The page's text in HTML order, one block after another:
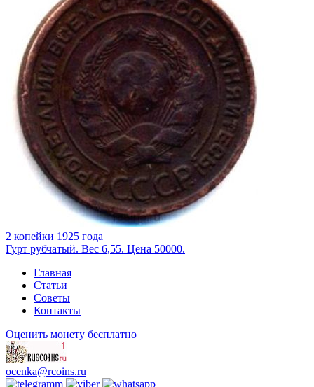
2 копейки 1925 года
Гурт рубчатый. Вес 6,55. Цена 50000.
Главная
Статьи
Советы
Контакты
Оценить монету бесплатно
ocenka@rcoins.ru